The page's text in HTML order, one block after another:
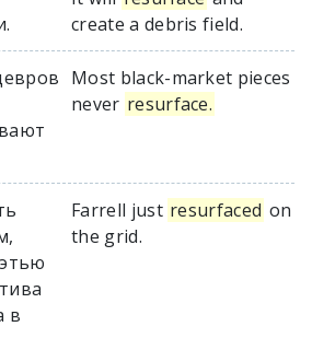
create a debris field.
Most black-market pieces
never resurface.
в
Farrell just resurfaced on
the grid.